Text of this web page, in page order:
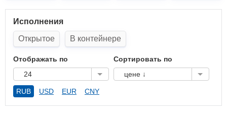
Исполнения
Открытое
В контейнере
Отображать по
24
Сортировать по
цене ↓
RUB USD EUR CNY